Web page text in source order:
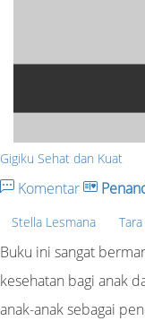
Gigiku Sehat dan Kuat
Komentar
Stella Lesmana
Buku ini sangat
kesehatan bagi anak
anak-anak sebagai